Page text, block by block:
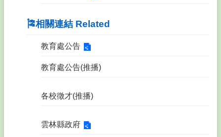
🎏相關連結 Related
教育處公告
教育處公告(推播)
各校徵才(推播)
雲林縣政府